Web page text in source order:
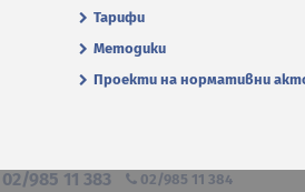
Тарифи
Методики
Проекти на нормативни
02/985 11 383 02/985 11 384